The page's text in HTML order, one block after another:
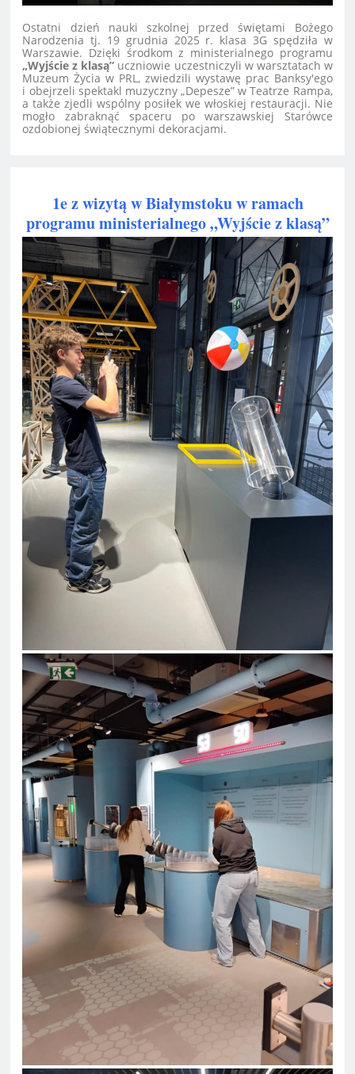
Ostatni dzień nauki szkolnej przed świętami Bożego
Narodzenia tj. 19 grudnia 2025 r. klasa 3G spędziła w
Warszawie. Dzięki środkom z ministerialnego programu
„Wyjście z klasą” uczniowie uczestniczyli w warsztatach w
Muzeum Życia w PRL, zwiedzili wystawę prac Banksy'ego
i obejrzeli spektakl muzyczny „Depesze” w Teatrze Rampa,
a także zjedli wspólny posiłek we włoskiej restauracji. Nie
mogło zabraknąć spaceru po warszawskiej Starówce
ozdobionej świątecznymi dekoracjami.
1e z wizytą w Białymstoku w ramach
programu ministerialnego „Wyjście z klasą”